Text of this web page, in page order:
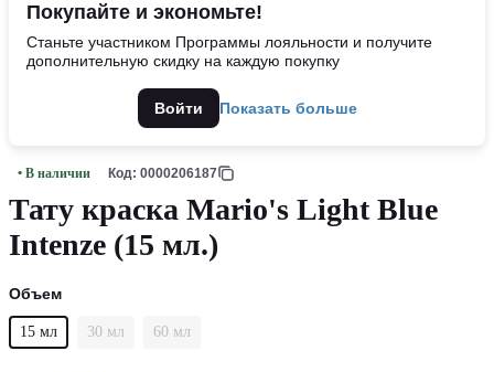
Покупайте и экономьте!
Станьте участником Программы лояльности и получите
дополнительную скидку на каждую покупку
Войти Показать больше
• В наличии Код: 0000206187
Тату краска Mario's Light Blue
Intenze (15 мл.)
Объем
15 мл 30 мл 60 мл